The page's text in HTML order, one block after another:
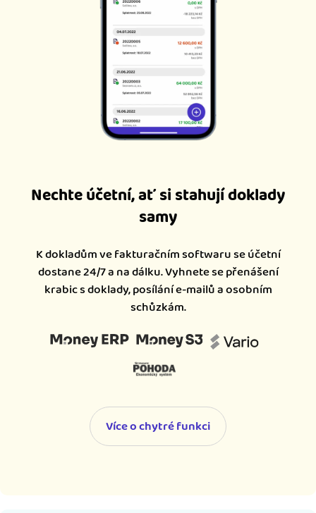
Nechte účetní, ať si stahují doklady
samy
K dokladům ve fakturačním softwaru se účetní
dostane 24/7 a na dálku. Vyhnete se přenášení
krabic s doklady, posílání e-mailů a osobním
schůzkám.
Více o chytré funkci